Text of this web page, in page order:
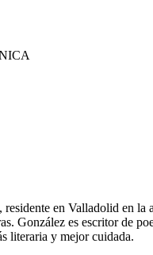
en Valladolid en
González es escritor de
literaria y mejor cuidada.